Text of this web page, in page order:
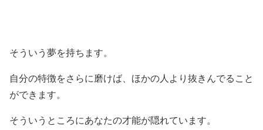
そういう夢を持ちます。
自分の特徴をさらに磨けば、ほかの人より抜きんでること
ができます。
そういうところにあなたの才能が隠れています。